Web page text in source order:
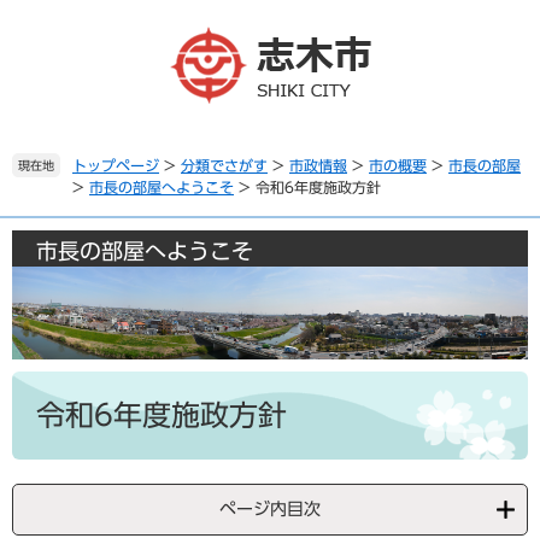
。
て
文
現在地 トップページ > 分類でさがす > 市政情報 > 市の概要 > 市長の部屋
> 市長の部屋へようこそ > 令和6年度施政方針
市長の部屋へようこそ
本
令和6年度施政方針
ページ内目次